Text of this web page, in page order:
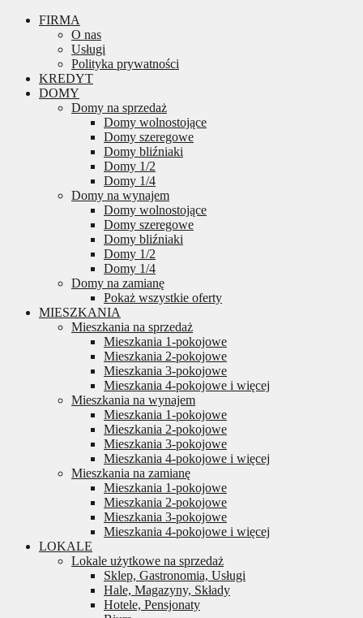
FIRMA
O nas
Usługi
Polityka prywatności
KREDYT
DOMY
Domy na sprzedaż
Domy wolnostojące
Domy szeregowe
Domy bliźniaki
Domy 1/2
Domy 1/4
Domy na wynajem
Domy wolnostojące
Domy szeregowe
Domy bliźniaki
Domy 1/2
Domy 1/4
Domy na zamianę
Pokaż wszystkie oferty
MIESZKANIA
Mieszkania na sprzedaż
Mieszkania 1-pokojowe
Mieszkania 2-pokojowe
Mieszkania 3-pokojowe
Mieszkania 4-pokojowe i więcej
Mieszkania na wynajem
Mieszkania 1-pokojowe
Mieszkania 2-pokojowe
Mieszkania 3-pokojowe
Mieszkania 4-pokojowe i więcej
Mieszkania na zamianę
Mieszkania 1-pokojowe
Mieszkania 2-pokojowe
Mieszkania 3-pokojowe
Mieszkania 4-pokojowe i więcej
LOKALE
Lokale użytkowe na sprzedaż
Sklep, Gastronomia, Usługi
Hale, Magazyny, Składy
Hotele, Pensjonaty